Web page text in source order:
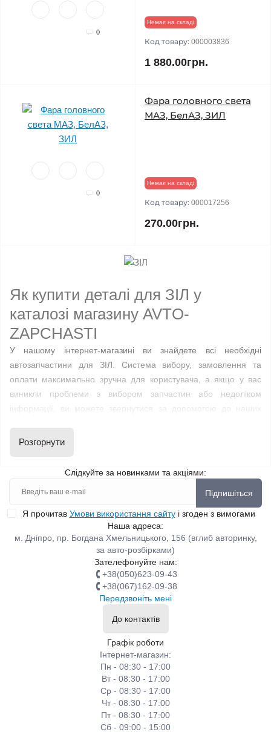
0
Немає на складі
Код товару: 000003836
1 880.00грн.
0
Фара головного света
МАЗ, БелАЗ, ЗИЛ
Немає на складі
Код товару: 000017256
270.00грн.
Як купити деталі для ЗІЛ у
каталозі магазину AVTO-
ZAPCHASTI
У нашому інтернет-магазині ви знайдете всі необхідні
автозапчастини для ЗІЛ. Система вибору, замовлення та
оплати максимально зручна для користувача, а якщо у вас
виникли проблеми з вибором запчастин або недоліком
інформації, ви можете звернутися за допомогою до наших
висококваліфіковану технічну допомогу з будь-якого питання з
товарів по Києву та всій Україні.
Якісні деталі ЗІЛ в Україні
На українському ринку нових і вживаних транспортних засобів
автомобілі вітчизняного виробництва ЗІЛ займають одне з
лідируючих місць з експлуатації. Адже чимало моделей було
задовольняють багатьох автовласників, знайомих із поняттям
вітчизняного виробництва. Старі автомобілі ЗІЛ мають
схильність до поломок унаслідок тривалої експлуатації. Часто
автолюбителі скаржаться, що зламався компресор або інші
деталі, випущені назад. Але варто врахувати, що ремонт ЗІЛів
обходиться на кілька порядків дешевше, ніж іномарок. А
оскільки на дорогах вживані машини ЗІЛ зустрічаються
регулярно, значить і попит на автозапчастини для машин цієї
Розгорнути
Слідкуйте за новинками та акціями:
Підпишіться
Я прочитав Умови використання сайтуі згоден з вимогами
Наша адреса:
м. Дніпро, пр. Богдана Хмельницького, 156 (вглиб авторинку,
за авто-розбірками)
Зателефонуйте нам:
+38(050)623-09-43
+38(067)162-09-38
Передзвоніть мені
До контактів
Графік роботи
Інтернет-магазин:
Пн - 08:30 - 17:00
Вт - 08:30 - 17:00
Ср - 08:30 - 17:00
Чт - 08:30 - 17:00
Пт - 08:30 - 17:00
Сб - 09:00 - 15:00